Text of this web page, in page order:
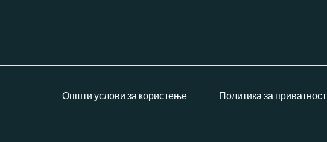
Општи услови за користење Политика за приватност